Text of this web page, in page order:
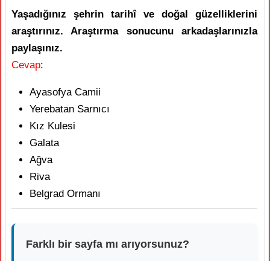
Yaşadığınız şehrin tarihî ve doğal güzelliklerini
araştırınız. Araştırma sonucunu arkadaşlarınızla
paylaşınız.
Cevap:
Ayasofya Camii
Yerebatan Sarnıcı
Kız Kulesi
Galata
Ağva
Riva
Belgrad Ormanı
Farklı bir sayfa mı arıyorsunuz?